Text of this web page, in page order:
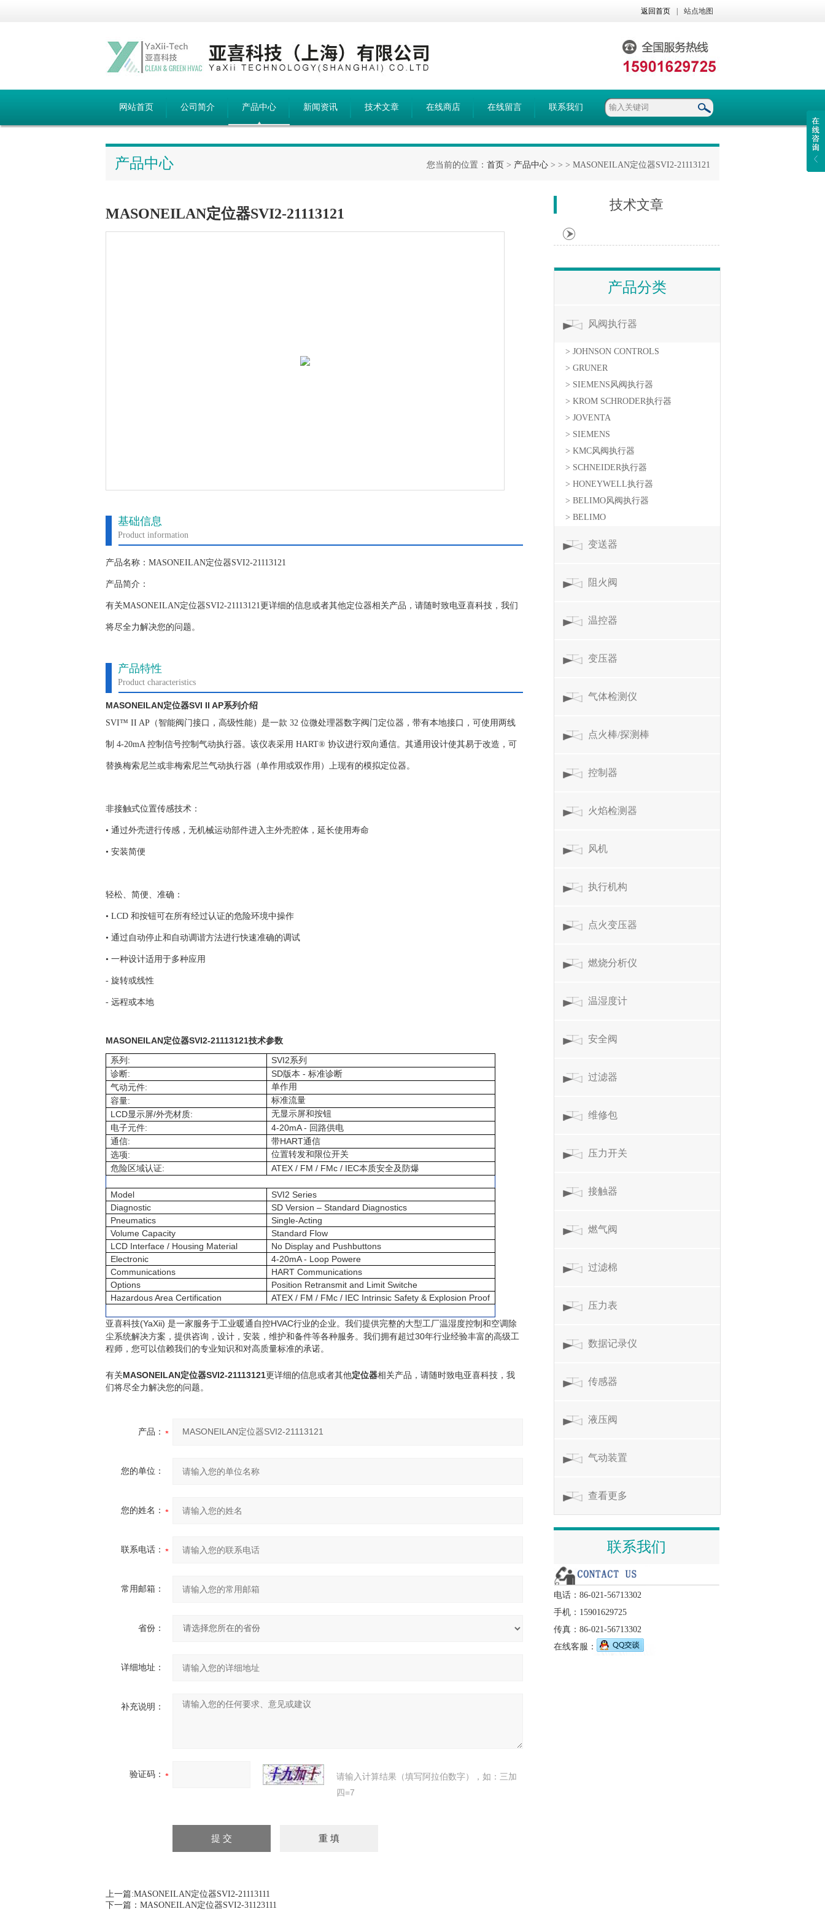
返回首页 站点地图
网站首页 公司简介 产品中心 新闻资讯 技术文章 在线商店 在线留言 联系我们
产品中心 您当前的位置： 首页 > 产品中心 > > > MASONEILAN定位器SVI2-21113121
MASONEILAN定位器SVI2-21113121
基础信息
Product information
产品名称：MASONEILAN定位器SVI2-21113121
产品简介：
有关MASONEILAN定位器SVI2-21113121更详细的信息或者其他定位器相关产品，请随时致电亚喜科技，我们
将尽全力解决您的问题。
产品特性
Product characteristics
MASONEILAN定位器SVI II AP系列介绍
SVI™ II AP（智能阀门接口，高级性能）是一款 32 位微处理器数字阀门定位器，带有本地接口，可使用两线
制 4-20mA 控制信号控制气动执行器。该仪表采用 HART® 协议进行双向通信。其通用设计使其易于改造，可
替换梅索尼兰或非梅索尼兰气动执行器（单作用或双作用）上现有的模拟定位器。
非接触式位置传感技术：
• 通过外壳进行传感，无机械运动部件进入主外壳腔体，延长使用寿命
• 安装简便
轻松、简便、准确：
• LCD 和按钮可在所有经过认证的危险环境中操作
• 通过自动停止和自动调谐方法进行快速准确的调试
• 一种设计适用于多种应用
- 旋转或线性
- 远程或本地
MASONEILAN定位器SVI2-21113121技术参数
系列 : SVI2系列
诊断: SD版本 - 标准诊断
气动元件:
单作用
容量: 标准流量
LCD显示屏/外壳材质:
无显示屏和按钮
电子元件: 4-20mA - 回路供电
通信: 带HART通信
选项:
位置转发和限位开关
危险区域认证: ATEX / FM / FMc / IEC本质安全及防爆
Model
SVI2 Series
Diagnostic
SD Version – Standard Diagnostics
Pneumatics
Single-Acting
Volume Capacity
Standard Flow
LCD Interface / Housing Material
No Display and Pushbuttons
Electronic
4-20mA - Loop Powere
Communications
HART Communications
Options
Position Retransmit and Limit Switche
Hazardous Area Certification
ATEX / FM / FMc / IEC Intrinsic Safety & Explosion Proof
亚喜科技(YaXii) 是一家服务于工业暖通自控HVAC行业的企业。我们提供完整的大型工厂温湿度控制和空调除
尘系统解决方案，提供咨询，设计，安装，维护和备件等各种服务。我们拥有超过30年行业经验丰富的高级工
程师，您可以信赖我们的专业知识和对高质量标准的承诺。
有关MASONEILAN定位器SVI2-21113121更详细的信息或者其他定位器相关产品，请随时致电亚喜科技 ，我
们将尽全力解决您的问题。
产品：
您的单位：
您的姓名：
联系电话：
常用邮箱：
省份：
详细地址：
补充说明：
验证码：
请输入计算结果（填写阿拉伯数字），如：三加
四=7
上一篇:MASONEILAN定位器SVI2-21113111
下一篇： MASONEILAN定位器SVI2-31123111
技术文章
产品分类
风阀执行器
> JOHNSON CONTROLS
> GRUNER
> SIEMENS风阀执行器
> KROM SCHRODER执行器
> JOVENTA
> SIEMENS
> KMC风阀执行器
> SCHNEIDER执行器
> HONEYWELL执行器
> BELIMO风阀执行器
> BELIMO
变送器
阻火阀
温控器
变压器
气体检测仪
点火棒/探测棒
控制器
火焰检测器
风机
执行机构
点火变压器
燃烧分析仪
温湿度计
安全阀
过滤器
维修包
压力开关
接触器
燃气阀
过滤棉
压力表
数据记录仪
传感器
液压阀
气动装置
查看更多
联系我们
电话：86-021-56713302
手机：15901629725
传真：86-021-56713302
在线客服：